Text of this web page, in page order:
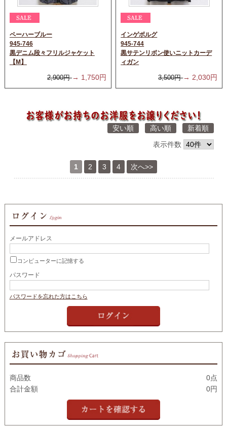
ペーハーブルー
945-746
黒デニム段々フリルジャケット
【M】
2,900円→ 1,750円
インゲボルグ
945-744
黒サテンリボン使いニットカーデ
ィガン
3,500円→ 2,030円
安い順 高い順
新着順
表示件数
1 2 3 4 次へ>>
メールアドレス
コンピューターに記憶する
パスワード
パスワードを忘れた方はこちら
商品数
0点
合計金額
0円